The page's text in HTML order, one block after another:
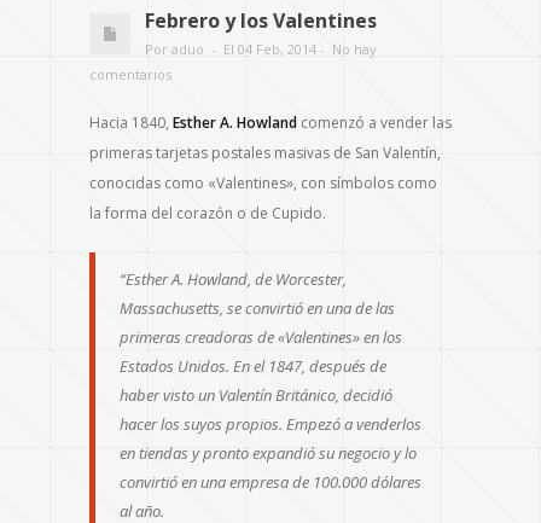
Febrero y los Valentines
Por aduo - El 04 Feb, 2014 - No hay
comentarios
Hacia 1840, Esther A. Howland comenzó a vender las
primerastarjetas postales masivas de San Valentín,
conocidas como «Valentines», con símbolos como
la forma del corazón o de Cupido.
“Esther A. Howland, de Worcester,
Massachusetts, se convirtió en una delas
primeras creadoras de «Valentines» en los
Estados Unidos. En el 1847, después de
haber visto un Valentín Británico, decidió
hacer los suyos propios. Empezó a venderlos
en tiendas y pronto expandió su negocio y lo
convirtió en una empresa de 100.000 dólares
al año.